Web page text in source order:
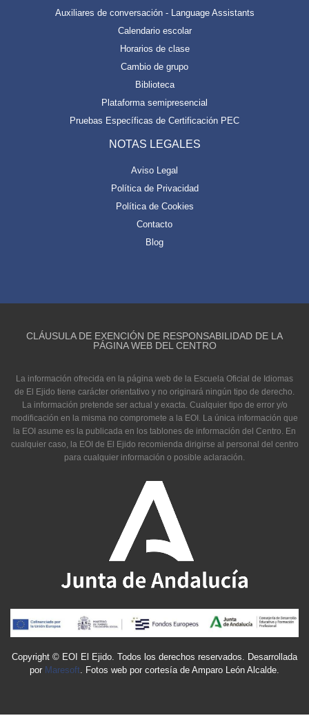
Auxiliares de conversación - Language Assistants
Calendario escolar
Horarios de clase
Cambio de grupo
Biblioteca
Plataforma semipresencial
Pruebas Específicas de Certificación PEC
NOTAS LEGALES
Aviso Legal
Política de Privacidad
Política de Cookies
Contacto
Blog
CLÁUSULA DE EXENCIÓN DE RESPONSABILIDAD DE LA
PÁGINA WEB DEL CENTRO
La información ofrecida en la página web de la Escuela Oficial de Idiomas
de El Ejido tiene carácter orientativo y no originará ningún tipo de derecho.
La información pretende ser actual y exacta. Cualquier tipo de error y/o
modificación en la misma no compromete a la EOI. La única información que
la EOI asume es la publicada en los tablones de información del Centro. En
cualquier caso, la EOI de El Ejido recomienda dirigirse al personal del centro
para cualquier información o posible aclaración.
Copyright © EOI El Ejido. Todos los derechos reservados. Desarrollada
por Maresoft . Fotos web por cortesía de Amparo León Alcalde.